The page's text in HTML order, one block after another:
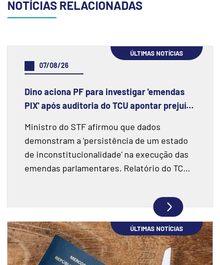
NOTÍCIAS RELACIONADAS
ÚLTIMAS NOTÍCIAS
07/08/26
Dino aciona PF para investigar 'emendas
PIX' após auditoria do TCU apontar prejuízo
Ministro do STF afirmou que dados
demonstram a 'persistência de um estado
de inconstitucionalidade' na execução das
emendas parlamentares. Relatório do TCU
ÚLTIMAS NOTÍCIAS